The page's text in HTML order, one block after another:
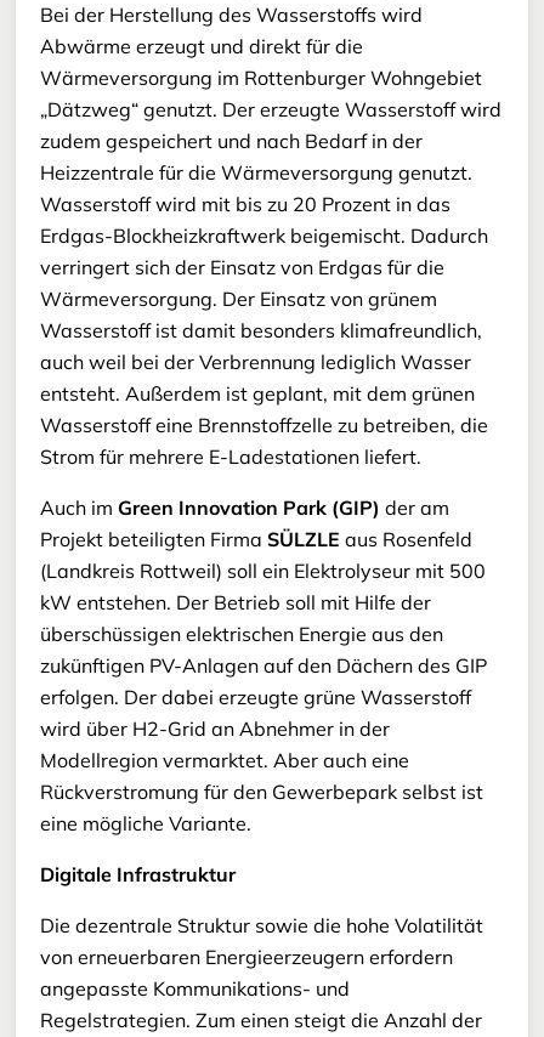
Bei der Herstellung des Wasserstoffs wird
Abwärme erzeugt und direkt für die
Wärmeversorgung im Rottenburger Wohngebiet
„Dätzweg“ genutzt. Der erzeugte Wasserstoff wird
zudem gespeichert und nach Bedarf in der
Heizzentrale für die Wärmeversorgung genutzt.
Wasserstoff wird mit bis zu 20 Prozent in das
Erdgas-Blockheizkraftwerk beigemischt. Dadurch
verringert sich der Einsatz von Erdgas für die
Wärmeversorgung. Der Einsatz von grünem
Wasserstoff ist damit besonders klimafreundlich,
auch weil bei der Verbrennung lediglich Wasser
entsteht. Außerdem ist geplant, mit dem grünen
Wasserstoff eine Brennstoffzelle zu betreiben, die
Strom für mehrere E-Ladestationen liefert.
Auch im Green Innovation Park (GIP) der am
Projekt beteiligten Firma SÜLZLE aus Rosenfeld
(Landkreis Rottweil) soll ein Elektrolyseur mit 500
kW entstehen. Der Betrieb soll mit Hilfe der
überschüssigen elektrischen Energie aus den
zukünftigen PV-Anlagen auf den Dächern des GIP
erfolgen. Der dabei erzeugte grüne Wasserstoff
wird über H2-Grid an Abnehmer in der
Modellregion vermarktet. Aber auch eine
Rückverstromung für den Gewerbepark selbst ist
eine mögliche Variante.
Digitale Infrastruktur
Die dezentrale Struktur sowie die hohe Volatilität
von erneuerbaren Energieerzeugern erfordern
angepasste Kommunikations- und
Regelstrategien. Zum einen steigt die Anzahl der